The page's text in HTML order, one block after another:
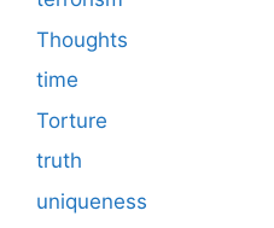
Thoughts
time
Torture
truth
uniqueness